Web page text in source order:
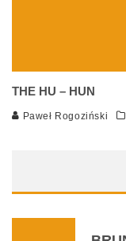
THE HU – HUN
Paweł Rogoziński